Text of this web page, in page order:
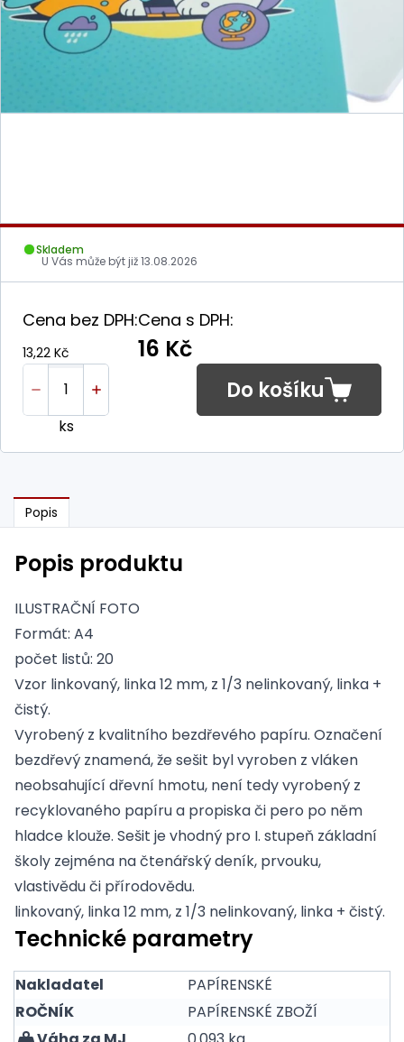
Skladem
U Vás může být již13.08.2026
Cena bez DPH:
13,22 Kč
Cena s DPH:
16 Kč
ks
Do košíku
Popis
Popis produktu
ILUSTRAČNÍ FOTO
Formát: A4
počet listů: 20
Vzor linkovaný, linka 12 mm, z 1/3 nelinkovaný, linka +
čistý.
Vyrobený z kvalitního bezdřevého papíru. Označení
bezdřevý znamená, že sešit byl vyroben z vláken
neobsahující dřevní hmotu, není tedy vyrobený z
recyklovaného papíru a propiska či pero po něm
hladce klouže. Sešit je vhodný pro I. stupeň základní
školy zejména na čtenářský deník, prvouku,
vlastivědu či přírodovědu.
linkovaný, linka 12 mm, z 1/3 nelinkovaný, linka + čistý.
Technické parametry
Nakladatel
PAPÍRENSKÉ
ROČNÍK
PAPÍRENSKÉ ZBOŽÍ